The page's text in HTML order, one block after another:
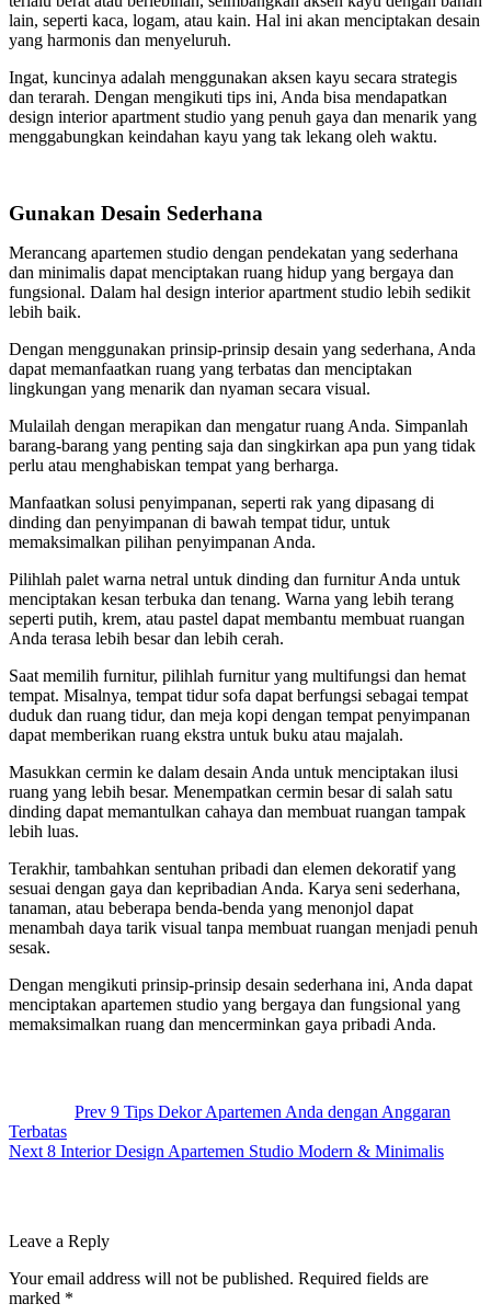
lain, seperti kaca, logam, atau kain. Hal ini akan menciptakan desain
yang harmonis dan menyeluruh.
Ingat, kuncinya adalah menggunakan aksen kayu secara strategis
dan terarah. Dengan mengikuti tips ini, Anda bisa mendapatkan
design interior apartment studio yang penuh gaya dan menarik yang
menggabungkan keindahan kayu yang tak lekang oleh waktu.
Gunakan Desain Sederhana
Merancang apartemen studio dengan pendekatan yang sederhana
dan minimalis dapat menciptakan ruang hidup yang bergaya dan
fungsional. Dalam hal design interior apartment studio lebih sedikit
lebih baik.
Dengan menggunakan prinsip-prinsip desain yang sederhana, Anda
dapat memanfaatkan ruang yang terbatas dan menciptakan
lingkungan yang menarik dan nyaman secara visual.
Mulailah dengan merapikan dan mengatur ruang Anda. Simpanlah
barang-barang yang penting saja dan singkirkan apa pun yang tidak
perlu atau menghabiskan tempat yang berharga.
Manfaatkan solusi penyimpanan, seperti rak yang dipasang di
dinding dan penyimpanan di bawah tempat tidur, untuk
memaksimalkan pilihan penyimpanan Anda.
Pilihlah palet warna netral untuk dinding dan furnitur Anda untuk
menciptakan kesan terbuka dan tenang. Warna yang lebih terang
seperti putih, krem, atau pastel dapat membantu membuat ruangan
Anda terasa lebih besar dan lebih cerah.
Saat memilih furnitur, pilihlah furnitur yang multifungsi dan hemat
tempat. Misalnya, tempat tidur sofa dapat berfungsi sebagai tempat
duduk dan ruang tidur, dan meja kopi dengan tempat penyimpanan
dapat memberikan ruang ekstra untuk buku atau majalah.
Masukkan cermin ke dalam desain Anda untuk menciptakan ilusi
ruang yang lebih besar. Menempatkan cermin besar di salah satu
dinding dapat memantulkan cahaya dan membuat ruangan tampak
lebih luas.
Terakhir, tambahkan sentuhan pribadi dan elemen dekoratif yang
sesuai dengan gaya dan kepribadian Anda. Karya seni sederhana,
tanaman, atau beberapa benda-benda yang menonjol dapat
menambah daya tarik visual tanpa membuat ruangan menjadi penuh
sesak.
Dengan mengikuti prinsip-prinsip desain sederhana ini, Anda dapat
menciptakan apartemen studio yang bergaya dan fungsional yang
memaksimalkan ruang dan mencerminkan gaya pribadi Anda.
Prev 9 Tips Dekor Apartemen Anda dengan Anggaran
Terbatas
Next 8 Interior Design Apartemen Studio Modern & Minimalis
Leave a Reply
Your email address will not be published. Required fields are
marked *